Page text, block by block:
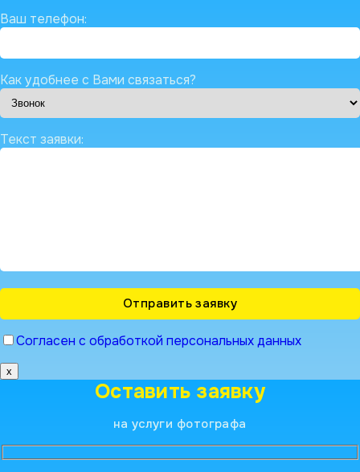
Ваш телефон:
Как удобнее с Вами связаться?
Текст заявки:
Согласен с обработкой персональных данных
x
Оставить заявку
на услуги фотографа